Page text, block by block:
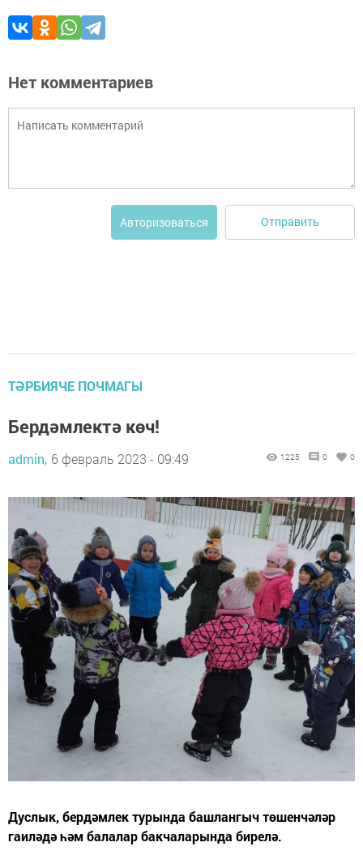
Нет комментариев
Авторизоваться Отправить
ТӘРБИЯЧЕ ПОЧМАГЫ
Бердәмлектә көч!
admin, 6 февраль 2023 - 09:49 1225 0 0
Дуслык, бердәмлек турында башлангыч төшенчәләр
гаиләдә һәм балалар бакчаларында бирелә.